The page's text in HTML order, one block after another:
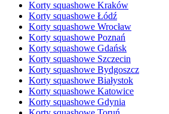
Korty squashowe Kraków
Korty squashowe Łódź
Korty squashowe Wrocław
Korty squashowe Poznań
Korty squashowe Gdańsk
Korty squashowe Szczecin
Korty squashowe Bydgoszcz
Korty squashowe Białystok
Korty squashowe Katowice
Korty squashowe Gdynia